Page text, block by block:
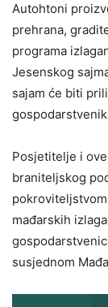
Autohtoni
prehrana,
programa
Jesenskog
sajam će biti
Posjetitelje i
braniteljskog
mađarskih
susjednom